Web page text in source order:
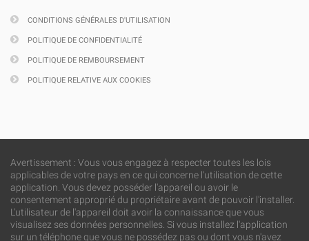
CONDITIONS GÉNÉRALES D'UTILISATION
POLITIQUE DE CONFIDENTIALITÉ
POLITIQUE DE REMBOURSEMENT
POLITIQUE RELATIVE AUX COOKIES
Avertissement : Vous vous engagez à respecter toutes les lois
applicables de votre pays en ce qui concerne l'utilisation de cette
application. Vous devez posséder l'appareil ou avoir le
consentement approprié du propriétaire avant de pouvoir l'installer.
L'utilisateur de l'appareil doit avoir la connaissance que vous
visualisez ses données personnelles. Si vous installez l'application
sur un téléphone que vous ne possédez pas ou dont vous n'avez